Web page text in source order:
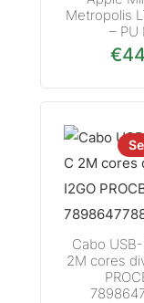
Metropolis
– PU
€
Cabo
2M cores